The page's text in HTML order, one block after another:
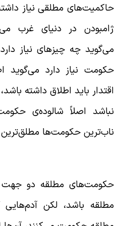
مطلقی نیاز
در دنیای غرب
چه چیزهای نیاز
نیاز دارد می‌گوید
باید اطلاق داشته
اصلاً شالوده‌ی
حکومت‌ها
مطلقه دو جهت
باشد، لکن آدم‌هایی